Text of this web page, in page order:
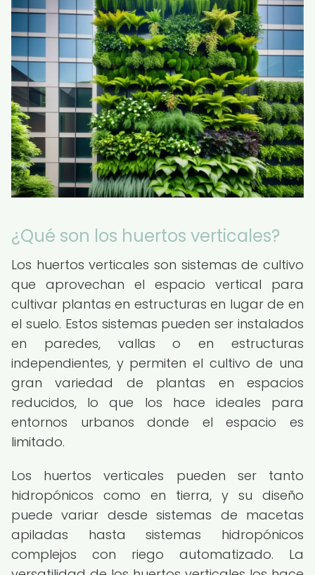
¿Qué son los huertos verticales?
Los huertos verticales son sistemas de cultivo
que aprovechan el espacio vertical para
cultivar plantas en estructuras en lugar de en
el suelo. Estos sistemas pueden ser instalados
en paredes, vallas o en estructuras
independientes, y permiten el cultivo de una
gran variedad de plantas en espacios
reducidos, lo que los hace ideales para
entornos urbanos donde el espacio es
limitado.
Los huertos verticales pueden ser tanto
hidropónicos como en tierra, y su diseño
puede variar desde sistemas de macetas
apiladas hasta sistemas hidropónicos
complejos con riego automatizado. La